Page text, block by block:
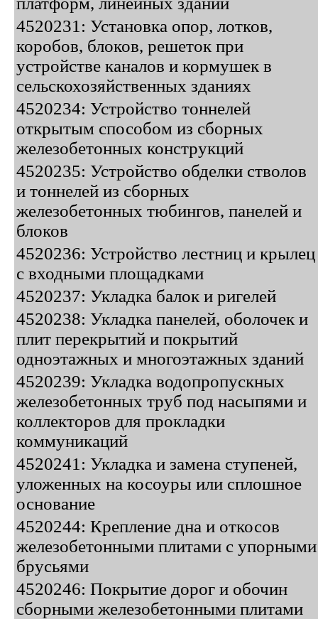
4520231: Установка опор, лотков,
коробов, блоков, решеток при
устройстве каналов и кормушек в
сельскохозяйственных зданиях
4520234: Устройство тоннелей
открытым способом из сборных
железобетонных конструкций
4520235: Устройство обделки стволов
и тоннелей из сборных
железобетонных тюбингов, панелей и
блоков
4520236: Устройство лестниц и крылец
с входными площадками
4520237: Укладка балок и ригелей
4520238: Укладка панелей, оболочек и
плит перекрытий и покрытий
одноэтажных и многоэтажных зданий
4520239: Укладка водопропускных
железобетонных труб под насыпями и
коллекторов для прокладки
коммуникаций
4520241: Укладка и замена ступеней,
уложенных на косоуры или сплошное
основание
4520244: Крепление дна и откосов
железобетонными плитами с упорными
брусьями
4520246: Покрытие дорог и обочин
сборными железобетонными плитами